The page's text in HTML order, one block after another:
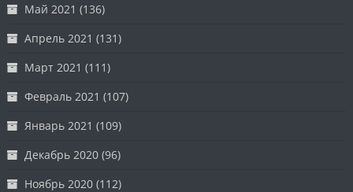
Май 2021 (136)
Апрель 2021 (131)
Март 2021 (111)
Февраль 2021 (107)
Январь 2021 (109)
Декабрь 2020 (96)
Ноябрь 2020 (112)